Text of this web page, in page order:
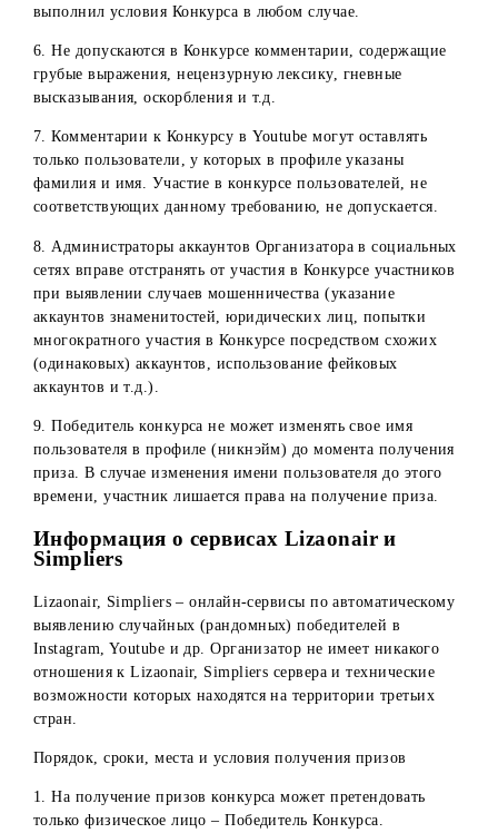
выполнить все условия Конкурса.
2. Аккаунты участников Конкурса в Instagram должны
открыты на момент проведения конкурса: не скрыты для
других пользователей за все время проведения
выявления победителей; активны (иметь фотографии и/
видео в ленте новостей); иметь подписки и подписчиков
(для исключения конкурсных аккаунтов). Участники, чьи
аккаунты не соответствуют данным требованиям,
отстраняются от участия в Конкурсе.
3. Не допускается участие в Конкурсе в Instagram
пользователей с профилями/страницами компаний,
организаций и т.п., в том числе профилей, в названии
которых упоминаются компании, фирмы, сфера
деятельности, знаменитости, известных личностей, а
4. Участнику Конкурса в Instagram необходимо отметить
х друзей в одном комментарии. Если в комментарии
отмечаются по одному или несколько аккаунтов в
отдельных комментариях – данные комментарии
некорректными и не учитываются в Конкурсе.
5. Если участник Конкурса в Instagram отмечает в одном
комментарии больше 5 друзей, считается, что он
выполнил условия Конкурса в любом случае.
6. Не допускаются в Конкурсе комментарии, содержащие
грубые выражения, нецензурную лексику, гневные
высказывания, оскорбления и т.д.
7. Комментарии к Конкурсу в Youtube могут оставлять
только пользователи, у которых в профиле указаны